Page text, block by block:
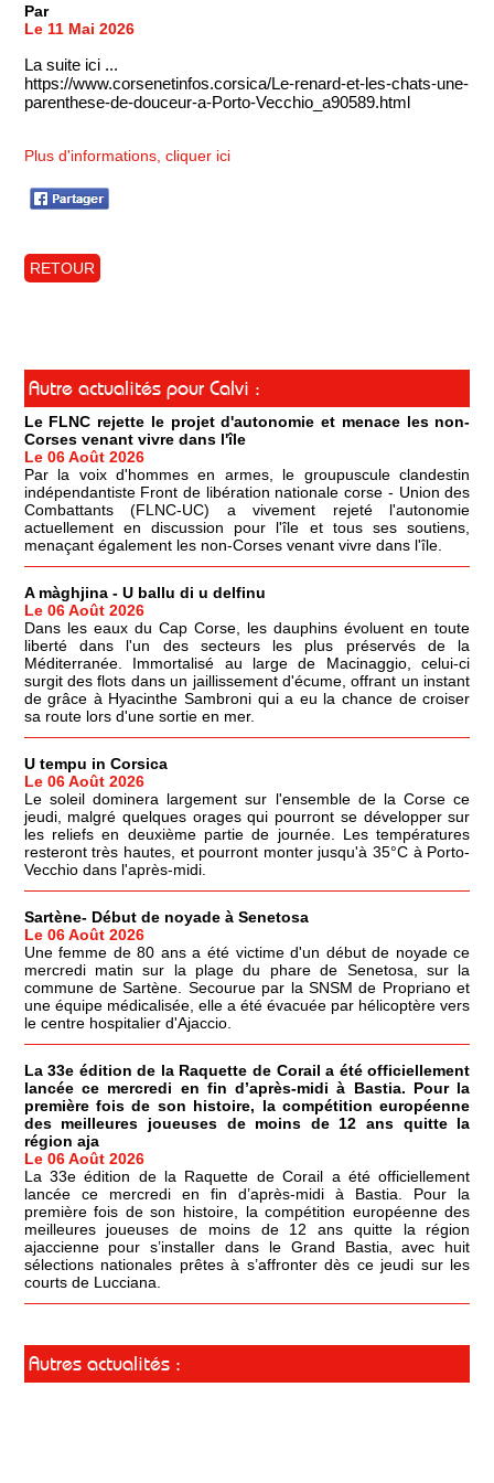
Par
Le 11 Mai 2026
La suite ici ...
https://www.corsenetinfos.corsica/Le-renard-et-les-chats-une-
parenthese-de-douceur-a-Porto-Vecchio_a90589.html
Plus d'informations, cliquer ici
RETOUR
Autre actualités pour Calvi :
Le FLNC rejette le projet d'autonomie et menace les non-
Corses venant vivre dans l'île
Le 06 Août 2026
Par la voix d'hommes en armes, le groupuscule clandestin
indépendantiste Front de libération nationale corse - Union des
Combattants (FLNC-UC) a vivement rejeté l'autonomie
actuellement en discussion pour l'île et tous ses soutiens,
menaçant également les non-Corses venant vivre dans l'île.
A màghjina - U ballu di u delfinu
Le 06 Août 2026
Dans les eaux du Cap Corse, les dauphins évoluent en toute
liberté dans l'un des secteurs les plus préservés de la
Méditerranée. Immortalisé au large de Macinaggio, celui-ci
surgit des flots dans un jaillissement d'écume, offrant un instant
de grâce à Hyacinthe Sambroni qui a eu la chance de croiser
sa route lors d'une sortie en mer.
U tempu in Corsica
Le 06 Août 2026
Le soleil dominera largement sur l'ensemble de la Corse ce
jeudi, malgré quelques orages qui pourront se développer sur
les reliefs en deuxième partie de journée. Les températures
resteront très hautes, et pourront monter jusqu'à 35°C à Porto-
Vecchio dans l'après-midi.
Sartène- Début de noyade à Senetosa
Le 06 Août 2026
Une femme de 80 ans a été victime d'un début de noyade ce
mercredi matin sur la plage du phare de Senetosa, sur la
commune de Sartène. Secourue par la SNSM de Propriano et
une équipe médicalisée, elle a été évacuée par hélicoptère vers
le centre hospitalier d'Ajaccio.
La 33e édition de la Raquette de Corail a été officiellement
lancée ce mercredi en fin d’après-midi à Bastia. Pour la
première fois de son histoire, la compétition européenne
des meilleures joueuses de moins de 12 ans quitte la
région aja
Le 06 Août 2026
La 33e édition de la Raquette de Corail a été officiellement
lancée ce mercredi en fin d’après-midi à Bastia. Pour la
première fois de son histoire, la compétition européenne des
meilleures joueuses de moins de 12 ans quitte la région
ajaccienne pour s’installer dans le Grand Bastia, avec huit
sélections nationales prêtes à s’affronter dès ce jeudi sur les
courts de Lucciana.
Autres actualités :